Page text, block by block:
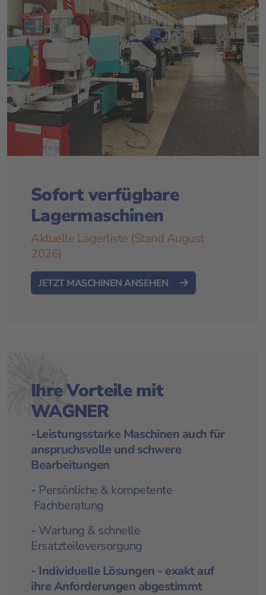
Sofort verfügbare
Lagermaschinen
Aktuelle Lagerliste (Stand August
2026)
JETZT MASCHINEN ANSEHEN
Ihre Vorteile mit
WAGNER
-Leistungsstarke Maschinen auch für
anspruchsvolle und schwere
Bearbeitungen
- Persönliche & kompetente
Fachberatung
- Wartung & schnelle
Ersatzteileversorgung
- Individuelle Lösungen - exakt auf
ihre Anforderungen abgestimmt